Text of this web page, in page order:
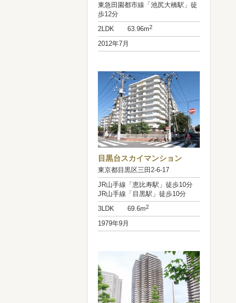
東急田園都市線「池尻大橋駅」徒
歩12分
2LDK 63.96m2
2012年7月
目黒台スカイマンション
東京都目黒区三田2-6-17
JR山手線「恵比寿駅」徒歩10分
JR山手線「目黒駅」徒歩10分
3LDK 69.6m2
1979年9月